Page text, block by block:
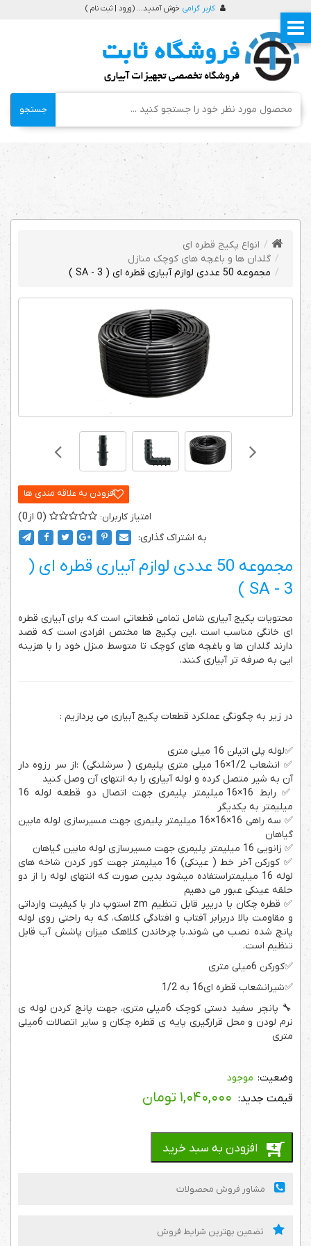
کاربر گرامی خوش آمدید ... (ورود | ثبت نام )
جستجو
انواع پکیج قطره ای
گلدان ها و باغچه های کوچک منازل
مجموعه 50 عددی لوازم آبیاری قطره ای ( SA - 3 )
0
0
به اشتراک گذاری:
مجموعه 50 عددی لوازم آبیاری قطره ای (
SA - 3 )
محتویات پکیج آبیاری شامل تمامی قطعاتی است که برای آبیاری قطره
ای خانگی مناسب است .این پکیج ها مختص افرادی است که قصد
دارند گلدان ها و باغچه های کوچک تا متوسط منزل خود را با هزینه
ایی به صرفه تر آبیاری کنند.
در زیر به چگونگی عملکرد قطعات پکیج آبیاری می پردازیم :
✅لوله پلی اتیلن 16 میلی متری
✅ انشعاب 1/2×16 میلی متری پلیمری ( سرشلنگی) :از سر رزوه دار
آن به شیر متصل کرده و لوله آبیاری را به انتهای آن وصل کنید
✅ رابط 16×16 میلیمتر پلیمری جهت اتصال دو قطعه لوله 16
میلیمتر به یکدیگر
✅ سه راهی 16×16×16 میلیمتر پلیمری جهت مسیرسازی لوله مابین
گیاهان
✅ زانویی 16 میلیمتر پلیمری جهت مسیرسازی لوله مابین گیاهان
✅ کورکن آخر خط ( عینکی) 16 میلیمتر جهت کور کردن شاخه های
لوله 16 میلیمتراستفاده میشود بدین صورت که انتهای لوله را از دو
حلقه عینکی عبور می دهیم
✅ قطره چکان یا دریپر قابل تنظیم zm استوپ دار با کیفیت وارداتی
و مقاومت بالا دربرابر آفتاب و افتادگی کلاهک، که به راحتی روی لوله
پانچ شده نصب می شوند.با چرخاندن کلاهک میزان پاشش آب قابل
تنظیم است.
✅کورکن 6میلی متری
✅شیرانشعاب قطره ای16 به 1/2
🔧 پانچر سفید دستی کوچک 6میلی متری، جهت پانچ کردن لوله ی
نرم لودن و محل قرارگیری پایه ی قطره چکان و سایر اتصالات 6میلی
متری
موجود
۱,۰۴۰,۰۰۰ تومان
افزودن به سبد خرید
مشاور فروش محصولات
تضمین بهترین شرایط فروش